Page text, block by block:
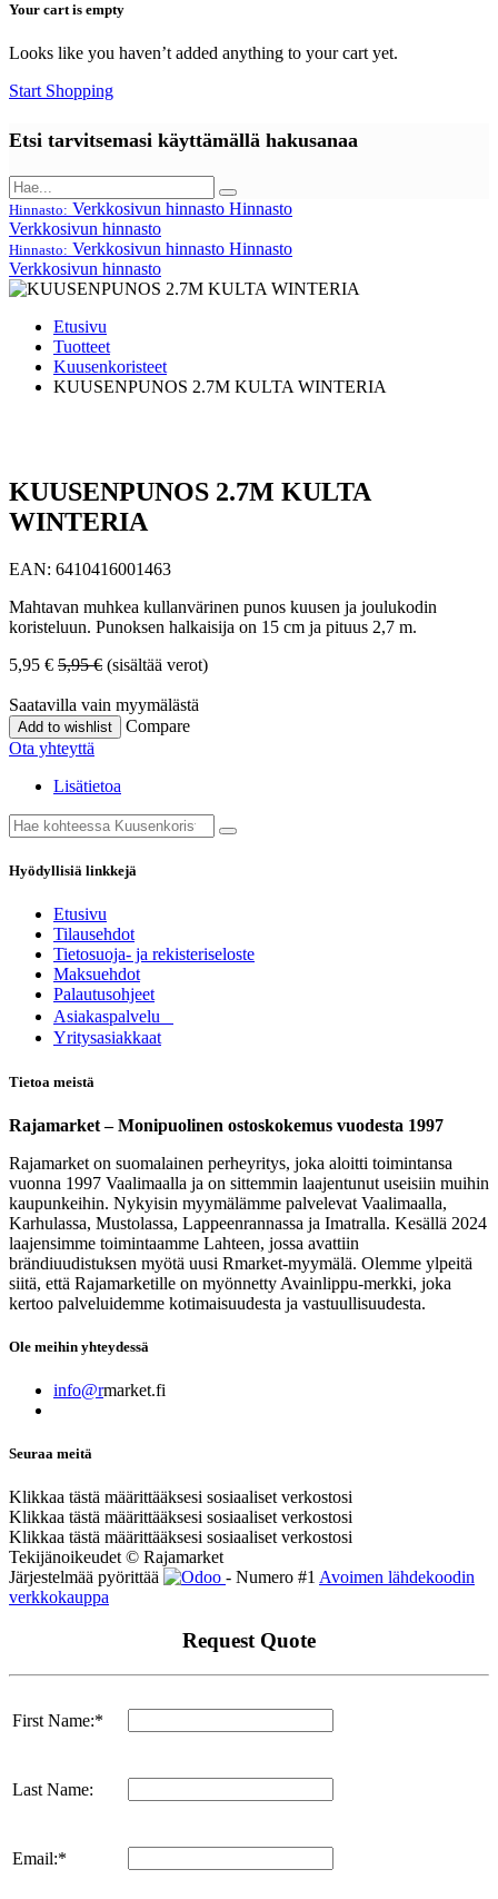
Your cart is empty
Looks like you haven’t added anything to your cart yet.
Start Shopping
Etsi tarvitsemasi käyttämällä hakusanaa
Hinnasto: Verkkosivun hinnasto Hinnasto
Verkkosivun hinnasto
Hinnasto: Verkkosivun hinnasto Hinnasto
Verkkosivun hinnasto
Etusivu
Tuotteet
Kuusenkoristeet
KUUSENPUNOS 2.7M KULTA WINTERIA
KUUSENPUNOS 2.7M KULTA
WINTERIA
EAN: 6410416001463
Mahtavan muhkea kullanvärinen punos kuusen ja joulukodin
koristeluun. Punoksen halkaisija on 15 cm ja pituus 2,7 m.
5,95 € 5,95€ (sisältää verot)
Saatavilla vain myymälästä
Add to wishlist
Compare
Ota yhteyttä
Lisätietoa
Hyödyllisiä linkkejä
Etusivu
Tilausehdot
Tietosuoja- ja rekisteriseloste
Maksuehdot
Palautusohjeet
Asia​k​aspalvelu
​Yritysasiakkaat
Tietoa meistä
Rajamarket – Monipuolinen ostoskokemus vuodesta 1997
Rajamarket on suomalainen perheyritys, joka aloitti toimintansa
vuonna 1997 Vaalimaalla ja on sittemmin laajentunut useisiin muihin
kaupunkeihin. Nykyisin myymälämme palvelevat Vaalimaalla,
Karhulassa, Mustolassa, Lappeenrannassa ja Imatralla. Kesällä 2024
laajensimme toimintaamme Lahteen, jossa avattiin
brändiuudistuksen myötä uusi Rmarket-myymälä. Olemme ylpeitä
siitä, että Rajamarketille on myönnetty Avainlippu-merkki, joka
kertoo palveluidemme kotimaisuudesta ja vastuullisuudesta.
Ole meihin yhteydessä
info@rmarket.fi
Seuraa meitä
Klikkaa tästä määrittääksesi sosiaaliset verkostosi
Klikkaa tästä määrittääksesi sosiaaliset verkostosi
Klikkaa tästä määrittääksesi sosiaaliset verkostosi
Tekijänoikeudet © Rajamarket
Järjestelmää pyörittää
- Numero #1 Avoimen lähdekoodin
verkkokauppa
Request Quote
First Name:*
Last Name:
Email:*